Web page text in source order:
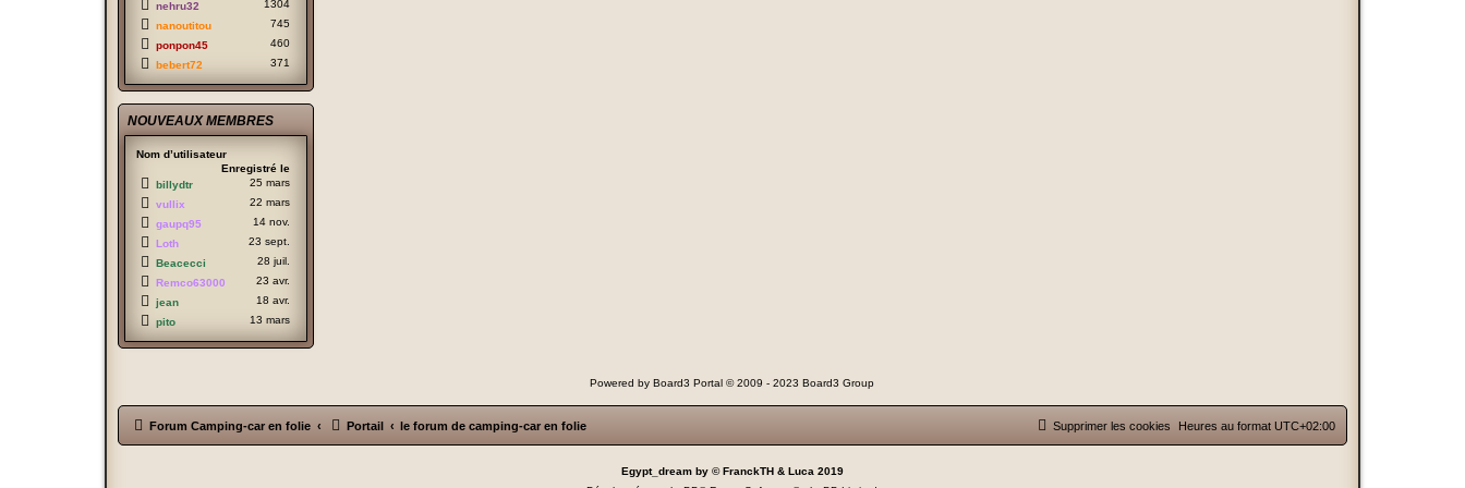
nehru32
1304
nanoutitou
745
ponpon45
460
bebert72
371
NOUVEAUX MEMBRES
Nom d’utilisateur
Enregistré le
billydtr
25 mars
vullix
22 mars
gaupq95
14 nov.
Loth
23 sept.
Beacecci
28 juil.
Remco63000
23 avr.
jean
18 avr.
pito
13 mars
Powered byBoard3 Portal © 2009 - 2023 Board3 Group
Forum Camping-car en folie Portail le forum de camping-car en folie Heures au format UTC+02:00
Supprimer les cookies
Egypt_dream by © FranckTH & Luca 2019